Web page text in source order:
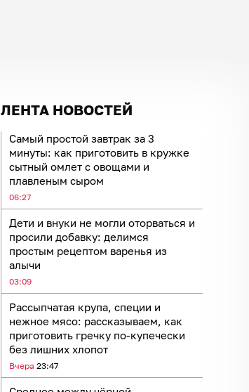
ЛЕНТА НОВОСТЕЙ
Самый простой завтрак за 3
минуты: как приготовить в кружке
сытный омлет с овощами и
плавленым сыром
06:27
Дети и внуки не могли оторваться и
просили добавку: делимся
простым рецептом варенья из
алычи
03:09
Рассыпчатая крупа, специи и
нежное мясо: рассказываем, как
приготовить гречку по-купечески
без лишних хлопот
Вчера 23:47